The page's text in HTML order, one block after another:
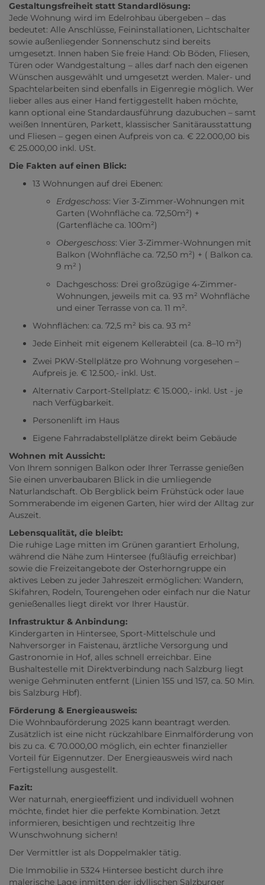
Gestaltungsfreiheit statt Standardlösung:
Jede Wohnung wird im Edelrohbau übergeben – das
bedeutet: Alle Anschlüsse, Feininstallationen, Lichtschalter
sowie außenliegender Sonnenschutz sind bereits
umgesetzt. Innen haben Sie freie Hand: Ob Böden, Fliesen,
Türen oder Wandgestaltung – alles darf nach den eigenen
Wünschen ausgewählt und umgesetzt werden. Maler- und
Spachtelarbeiten sind ebenfalls in Eigenregie möglich. Wer
lieber alles aus einer Hand fertiggestellt haben möchte,
kann optional eine Standardausführung dazubuchen – samt
weißen Innentüren, Parkett, klassischer Sanitärausstattung
und Fliesen – gegen einen Aufpreis von ca. € 22.000,00 bis
€ 25.000,00 inkl. USt.
Die Fakten auf einen Blick:
13 Wohnungen auf drei Ebenen:
Erdgeschoss: Vier 3-Zimmer-Wohnungen mit
Garten (Wohnfläche ca. 72,50m²) +
(Gartenfläche ca. 100m²)
Obergeschoss: Vier 3-Zimmer-Wohnungen mit
Balkon (Wohnfläche ca. 72,50 m²) + ( Balkon ca.
9 m² )
Dachgeschoss: Drei großzügige 4-Zimmer-
Wohnungen, jeweils mit ca. 93 m² Wohnfläche
und einer Terrasse von ca. 11 m².
Wohnflächen: ca. 72,5 m² bis ca. 93 m²
Jede Einheit mit eigenem Kellerabteil (ca. 8–10 m²)
Zwei PKW-Stellplätze pro Wohnung vorgesehen –
Aufpreis je. € 12.500,- inkl. Ust.
Alternativ Carport-Stellplatz: € 15.000,- inkl. Ust - je
nach Verfügbarkeit.
Personenlift im Haus
Eigene Fahrradabstellplätze direkt beim Gebäude
Wohnen mit Aussicht:
Von Ihrem sonnigen Balkon oder Ihrer Terrasse genießen
Sie einen unverbaubaren Blick in die umliegende
Naturlandschaft. Ob Bergblick beim Frühstück oder laue
Sommerabende im eigenen Garten, hier wird der Alltag zur
Auszeit.
Lebensqualität, die bleibt:
Die ruhige Lage mitten im Grünen garantiert Erholung,
während die Nähe zum Hintersee (fußläufig erreichbar)
sowie die Freizeitangebote der Osterhorngruppe ein
aktives Leben zu jeder Jahreszeit ermöglichen: Wandern,
Skifahren, Rodeln, Tourengehen oder einfach nur die Natur
genießenalles liegt direkt vor Ihrer Haustür.
Infrastruktur & Anbindung:
Kindergarten in Hintersee, Sport-Mittelschule und
Nahversorger in Faistenau, ärztliche Versorgung und
Gastronomie in Hof, alles schnell erreichbar. Eine
Bushaltestelle mit Direktverbindung nach Salzburg liegt
wenige Gehminuten entfernt (Linien 155 und 157, ca. 50 Min.
bis Salzburg Hbf).
Förderung & Energieausweis:
Die Wohnbauförderung 2025 kann beantragt werden.
Zusätzlich ist eine nicht rückzahlbare Einmalförderung von
bis zu ca. € 70.000,00 möglich, ein echter finanzieller
Vorteil für Eigennutzer. Der Energieausweis wird nach
Fertigstellung ausgestellt.
Fazit:
Wer naturnah, energieeffizient und individuell wohnen
möchte, findet hier die perfekte Kombination. Jetzt
informieren, besichtigen und rechtzeitig Ihre
Wunschwohnung sichern!
Der Vermittler ist als Doppelmakler tätig.
Die Immobilie in 5324 Hintersee besticht durch ihre
malerische Lage inmitten der idyllischen Salzburger